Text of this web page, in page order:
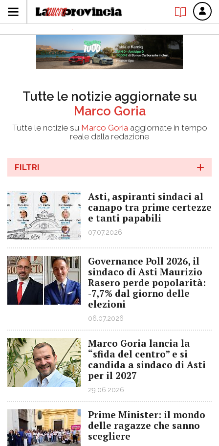
Tutte le notizie aggiornate su
Marco Goria
Tutte le notizie su Marco Goriaaggiornate in tempo
reale dalla redazione
FILTRI
Asti, aspiranti sindaci al
canapo tra prime certezze
e tanti papabili
07.07.2026
Governance Poll 2026, il
sindaco di Asti Maurizio
Rasero perde popolarità:
-7,7% dal giorno delle
elezioni
06.07.2026
Marco Goria lancia la
“sfida del centro” e si
candida a sindaco di Asti
per il 2027
29.06.2026
Prime Minister: il mondo
delle ragazze che sanno
scegliere